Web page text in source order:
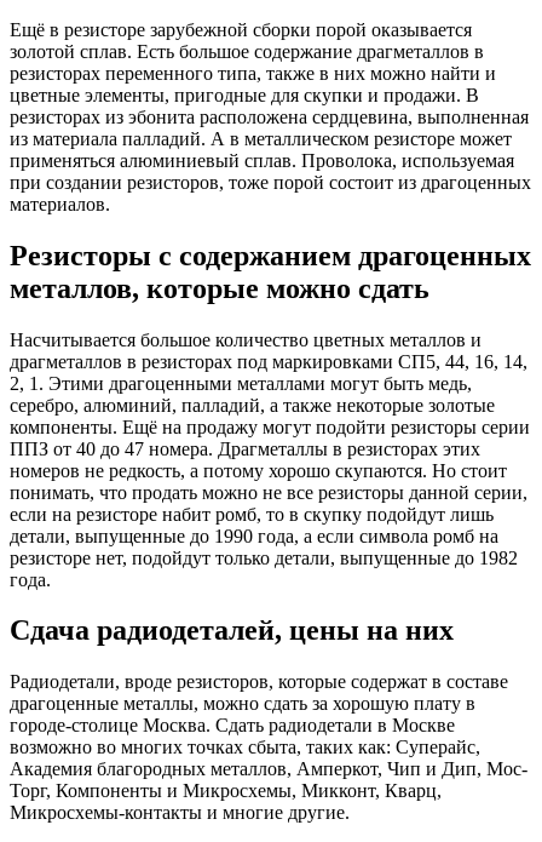
Ещё в резисторе зарубежной сборки порой оказывается
золотой сплав. Есть большое содержание драгметаллов в
резисторах переменного типа, также в них можно найти и
цветные элементы, пригодные для скупки и продажи. В
резисторах из эбонита расположена сердцевина, выполненная
из материала палладий. А в металлическом резисторе может
применяться алюминиевый сплав. Проволока, используемая
при создании резисторов, тоже порой состоит из драгоценных
материалов.
Резисторы с содержанием драгоценных
металлов, которые можно сдать
Насчитывается большое количество цветных металлов и
драгметаллов в резисторах под маркировками СП5, 44, 16, 14,
2, 1. Этими драгоценными металлами могут быть медь,
серебро, алюминий, палладий, а также некоторые золотые
компоненты. Ещё на продажу могут подойти резисторы серии
ППЗ от 40 до 47 номера. Драгметаллы в резисторах этих
номеров не редкость, а потому хорошо скупаются. Но стоит
понимать, что продать можно не все резисторы данной серии,
если на резисторе набит ромб, то в скупку подойдут лишь
детали, выпущенные до 1990 года, а если символа ромб на
резисторе нет, подойдут только детали, выпущенные до 1982
года.
Сдача радиодеталей, цены на них
Радиодетали, вроде резисторов, которые содержат в составе
драгоценные металлы, можно сдать за хорошую плату в
городе-столице Москва. Сдать радиодетали в Москве
возможно во многих точках сбыта, таких как: Суперайс,
Академия благородных металлов, Амперкот, Чип и Дип, Мос-
Торг, Компоненты и Микросхемы, Микконт, Кварц,
Микросхемы-контакты и многие другие.